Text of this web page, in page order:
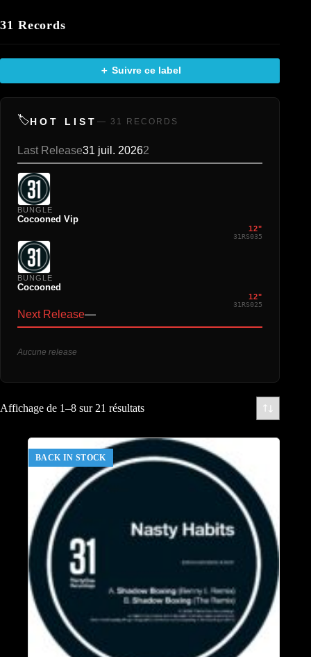
31 Records
＋ Suivre ce label
🏷️HOT LIST — 31 RECORDS
Last Release31 juil. 20262
BUNGLE
Cocooned Vip
12"
31RS035
BUNGLE
Cocooned
12"
31RS025
Next Release—
Aucune release
Affichage de 1–8 sur 21 résultats
BACK IN STOCK